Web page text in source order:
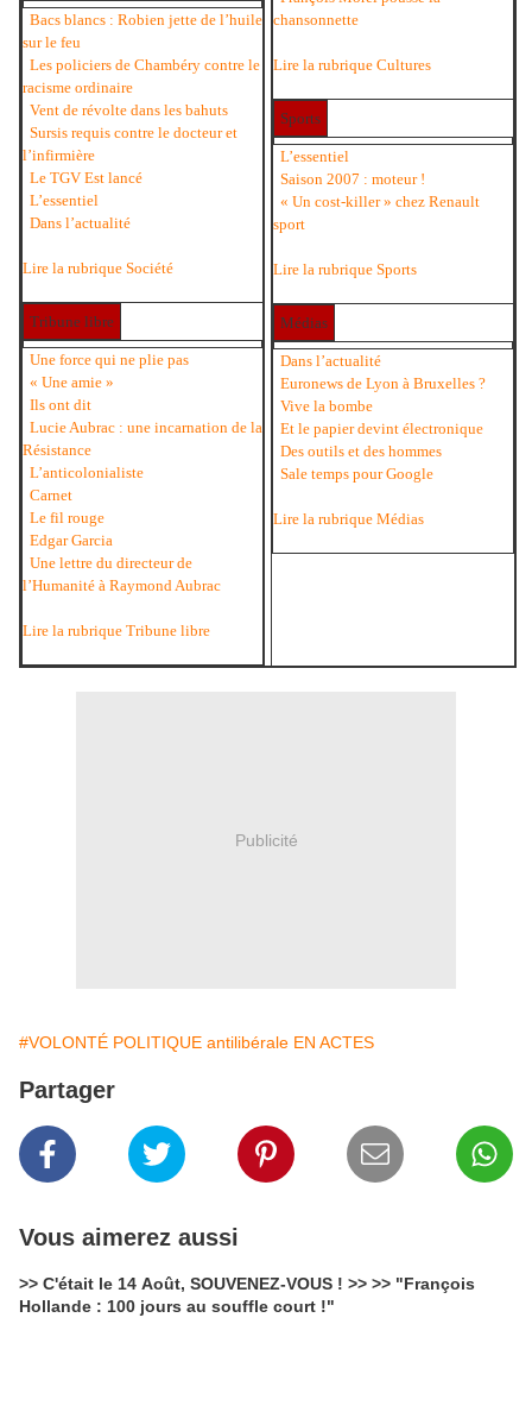
Bacs blancs : Robien jette de l’huile
sur le feu
Les policiers de Chambéry contre le
racisme ordinaire
Vent de révolte dans les bahuts
Sursis requis contre le docteur et
l’infirmière
Le TGV Est lancé
L’essentiel
Dans l’actualité
Lire la rubrique Société
Tribune libre
Une force qui ne plie pas
« Une amie »
Ils ont dit
Lucie Aubrac : une incarnation de la
Résistance
L’anticolonialiste
Carnet
Le fil rouge
Edgar Garcia
Une lettre du directeur de
l’Humanité à Raymond Aubrac
Lire la rubrique Tribune libre
chansonnette
Lire la rubrique Cultures
Sports
L’essentiel
Saison 2007 : moteur !
« Un cost-killer » chez Renault
sport
Lire la rubrique Sports
Médias
Dans l’actualité
Euronews de Lyon à Bruxelles ?
Vive la bombe
Et le papier devint électronique
Des outils et des hommes
Sale temps pour Google
Lire la rubrique Médias
Publicité
#VOLONTÉ POLITIQUE antilibérale EN ACTES
Partager
Vous aimerez aussi
>> C'était le 14 Août, SOUVENEZ-VOUS ! >> >> "François
Hollande : 100 jours au souffle court !"